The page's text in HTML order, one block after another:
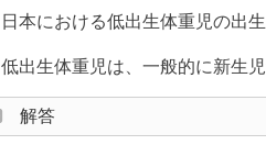
日本における低出生体重児の出
低出生体重児は、一般的に新生
解答